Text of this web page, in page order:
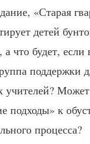
«Старая
детей
а что будет, если
поддержки
учителей?
подходы» к
процесса?